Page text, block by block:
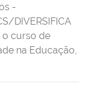
-
DIVERSIFICA
o curso de
na Educação,